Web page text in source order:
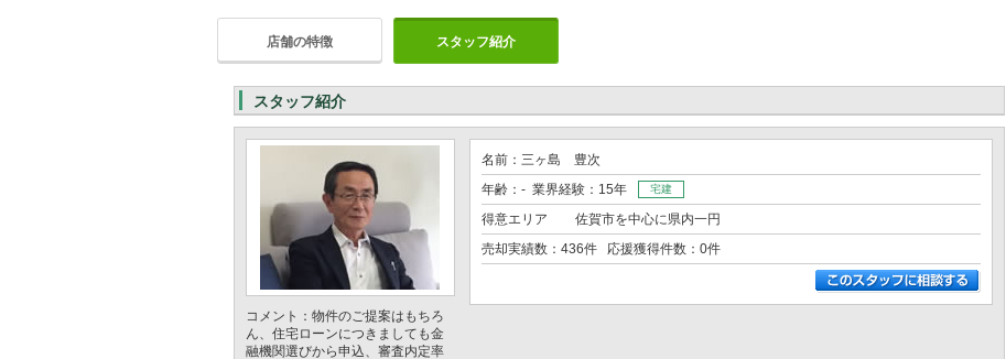
店舗の特徴 スタッフ紹介
スタッフ紹介
コメント：物件のご提案はもちろ
ん、住宅ローンにつきましても金
融機関選びから申込、審査内定率
名前：三ヶ島 豊次
年齢：- 業界経験：15年
宅建
得意エリア
佐賀市を中心に県内一円
売却実績数：436件 応援獲得件数：0件